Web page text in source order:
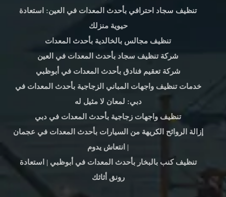
تنظيف سجاد احترافي بأحدث المعدات في العين: استعادة
حيوية منزلك
تنظيف مجالس بالخالدية بأحدث المعدات
شركة تنظيف سجاد بأحدث المعدات في العين
شركة تعقيم فنادق بأحدث المعدات في أبوظبي
خدمات تنظيف واجهات المباني الزجاجية بأحدث المعدات في
دبي: لمعان لا مثيل له
تنظيف واجهات زجاجية بأحدث المعدات في دبي
إزالة الروائح الكريهة من السيارات بأحدث المعدات في عجمان
| انتعاش يدوم
تنظيف كنب بالبخار بأحدث المعدات في أبوظبي | استعادة
رونق أثاثك